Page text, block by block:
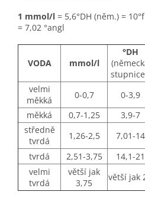
1 mmol/l = 5,6°DH (něm.) =
= 7,02 °angl
VODA mmol/l
°DH
velmi
měkká
0-0,7 0-3,9
měkká
0,7-1,25 3,9-7
středně
tvrdá
1,26-2,5 7,01-14
tvrdá
2,51-3,75 14,1-21
velmi
tvrdá
větší jak
3,75
větší jak